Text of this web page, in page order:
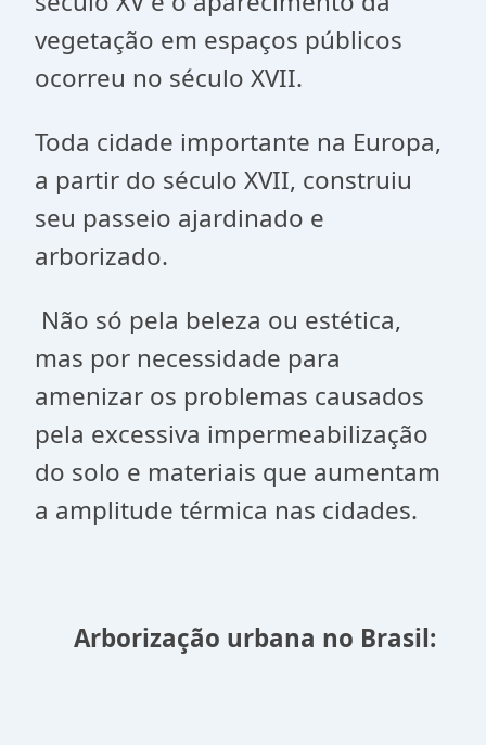
vegetação em espaços públicos
ocorreu no século XVII.
Toda cidade importante na Europa,
a partir do século XVII, construiu
seu passeio ajardinado e
arborizado.
Não só pela beleza ou estética,
mas por necessidade para
amenizar os problemas causados
pela excessiva impermeabilização
do solo e materiais que aumentam
a amplitude térmica nas cidades.
Arborização urbana no Brasil: